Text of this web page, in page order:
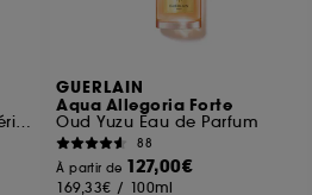
Eau de parfum Vive héspéridée Boisée pour homme et femme
GUERLAIN
Aqua Allegoria Forte
Oud Yuzu Eau de Parfum
88
À partir de 127,00€
169,33€ / 100ml